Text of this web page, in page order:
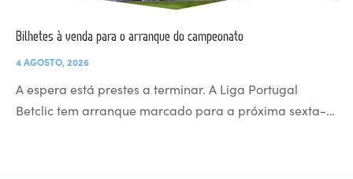
Bilhetes à venda para o arranque do campeonato
4 AGOSTO, 2026
A espera está prestes a terminar. A Liga Portugal
Betclic tem arranque marcado para a próxima sexta-…